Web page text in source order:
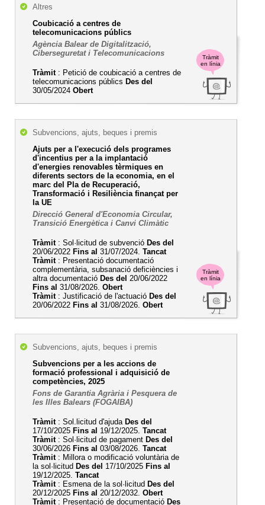
Tràmit
en línia
Altres
Coubicació a centres de
telecomunicacions públics
Agència Balear de Digitalització,
Ciberseguretat i Telecomunicacions
Tràmit: Petició de coubicació a centres de
telecomunicacions públics Des del
30/05/2024 Obert
Tràmit
en línia
Subvencions, ajuts, beques i premis
Ajuts per a l'execució dels programes
d'incentius per a la implantació
d'energies renovables tèrmiques en
diferents sectors de la economia, en el
marc del Pla de Recuperació,
Transformació i Resiliència finançat per
la UE
Direcció General d'Economia Circular,
Transició Energètica i Canvi Climàtic
Tràmit: Sol·licitud de subvenció Des del
20/06/2022 Fins al 31/07/2024. Tancat
Tràmit: Presentació documentació
complementària, subsanació deficiències i
altra documentació Des del 20/06/2022
Fins al 31/08/2026. Obert
Tràmit: Justificació de l'actuació Des del
20/06/2022 Fins al 31/08/2026. Obert
Subvencions, ajuts, beques i premis
Subvencions per a les accions de
formació professional i adquisició de
competències, 2025
Fons de Garantia Agrària i Pesquera de
les Illes Balears (FOGAIBA)
Tràmit: Sol.licitud d'ajuda Des del
17/10/2025 Fins al 19/12/2025. Tancat
Tràmit: Sol·licitud de pagament Des del
30/06/2026 Fins al 03/08/2026. Tancat
Tràmit: Millora o modificació voluntària de
la sol·licitud Des del 17/10/2025 Fins al
19/12/2025. Tancat
Tràmit: Esmena de la sol·licitud Des del
20/12/2025 Fins al 20/12/2032. Obert
Tràmit: Presentació de documentació Des